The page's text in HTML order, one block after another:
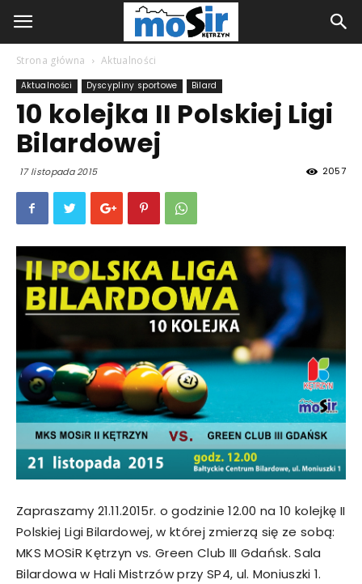
Strona główna Aktualności
Aktualności Dyscypliny sportowe Bilard
10 kolejka II Polskiej Ligi
Bilardowej
17 listopada 2015 2057
Zapraszamy 21.11.2015r. o godzinie 12.00 na 10 kolejkę II
Polskiej Ligi Bilardowej, w której zmierzą się ze sobą:
MKS MOSiR Kętrzyn vs. Green Club III Gdańsk. Sala
Bilardowa w Hali Mistrzów przy SP4, ul. Moniuszki 1.